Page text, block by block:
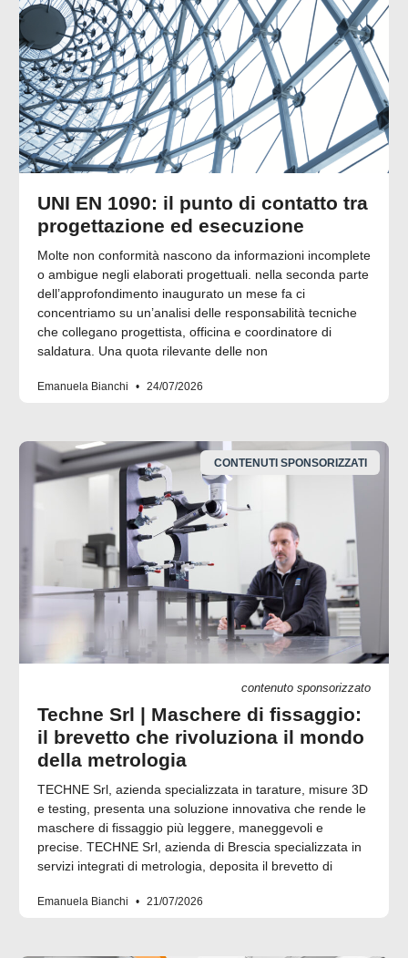
UNI EN 1090: il punto di contatto tra
progettazione ed esecuzione
Molte non conformità nascono da informazioni incomplete
o ambigue negli elaborati progettuali. nella seconda parte
dell’approfondimento inaugurato un mese fa ci
concentriamo su un’analisi delle responsabilità tecniche
che collegano progettista, officina e coordinatore di
saldatura. Una quota rilevante delle non
Emanuela Bianchi 24/07/2026
CONTENUTI SPONSORIZZATI
contenuto sponsorizzato
Techne Srl | Maschere di fissaggio:
il brevetto che rivoluziona il mondo
della metrologia
TECHNE Srl, azienda specializzata in tarature, misure 3D
e testing, presenta una soluzione innovativa che rende le
maschere di fissaggio più leggere, maneggevoli e
precise. TECHNE Srl, azienda di Brescia specializzata in
servizi integrati di metrologia, deposita il brevetto di
Emanuela Bianchi 21/07/2026